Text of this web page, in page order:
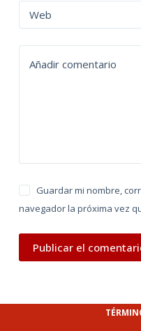
Web
Añadir comentario
Guardar mi nombre,
navegador la próxima vez
Publicar el
a
t